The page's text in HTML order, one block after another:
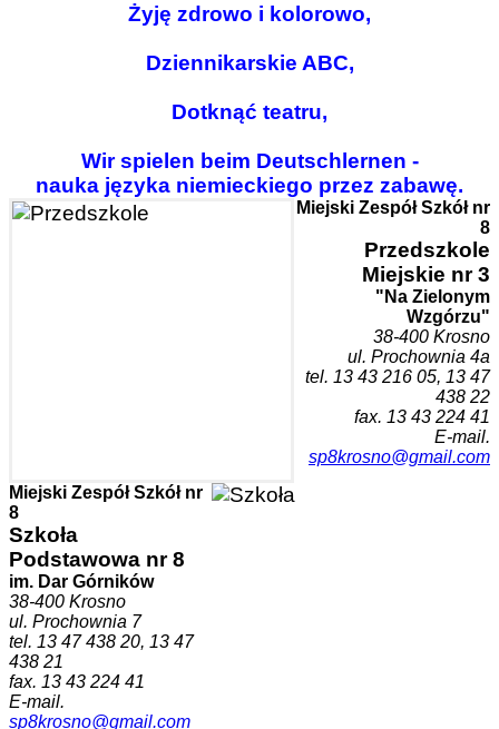
Żyję zdrowo i kolorowo,
Dziennikarskie ABC,
Dotknąć teatru,
Wir spielen beim Deutschlernen -
nauka języka niemieckiego przez zabawę.
Miejski Zespół Szkół nr
8
Przedszkole
Miejskie nr 3
"Na Zielonym
Wzgórzu"
38-400 Krosno
ul. Prochownia 4a
tel. 13 43 216 05, 13 47
438 22
fax. 13 43 224 41
E-mail.
sp8krosno@gmail.com
Miejski Zespół Szkół nr
8
Szkoła
Podstawowa nr 8
im. Dar Górników
38-400 Krosno
ul. Prochownia 7
tel. 13 47 438 20, 13 47
438 21
fax. 13 43 224 41
E-mail.
sp8krosno@gmail.com